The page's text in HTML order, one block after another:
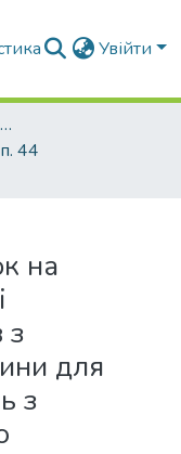
Увійти
Вибрані статті з наукових збірників КНУБА
44
на
з
для
з